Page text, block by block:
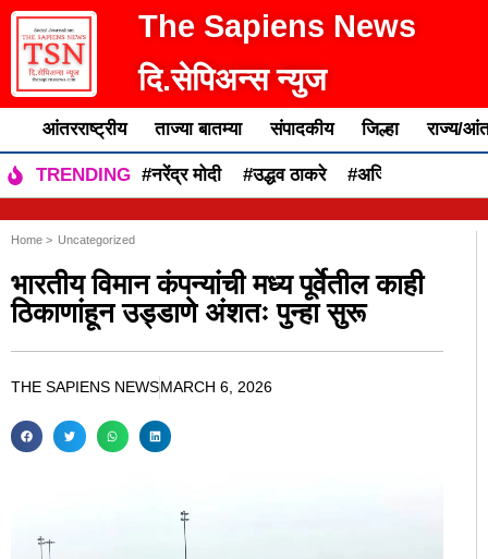
The Sapiens News
दि.सेपिअन्स न्युज
आंतरराष्ट्रीय ताज्या बातम्या संपादकीय जिल्हा राज्य/
TRENDING #नरेंद्र मोदी #उद्धव ठाकरे #अजित पवार
Home > Uncategorized
भारतीय विमान कंपन्यांची मध्य पूर्वेतील काही
ठिकाणांहून उड्डाणे अंशतः पुन्हा सुरू
THE SAPIENS NEWSMARCH 6, 2026